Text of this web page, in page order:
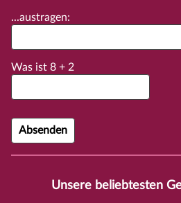
...austragen:
Was ist 8 + 2
Unsere beliebtesten